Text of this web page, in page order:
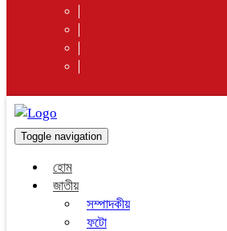
Toggle navigation
হোম
জাতীয়
সম্পাদকীয়
ফটো